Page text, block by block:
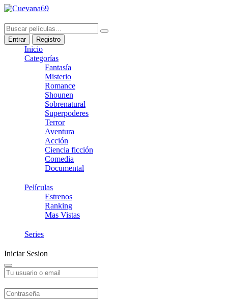
Entrar Registro
Inicio
Categorías
Fantasía
Misterio
Romance
Shounen
Sobrenatural
Superpoderes
Terror
Aventura
Acción
Ciencia ficción
Comedia
Documental
Películas
Estrenos
Ranking
Mas Vistas
Series
Iniciar Sesion